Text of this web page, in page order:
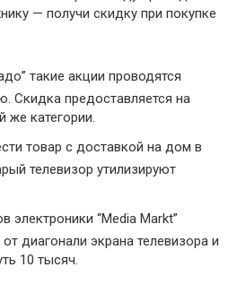
— получи скидку при покупке
такие акции проводятся
Скидка предоставляется на
же категории.
товар с доставкой на дом в
телевизор утилизируют
электроники “Media Markt”
диагонали экрана телевизора и
10 тысяч.